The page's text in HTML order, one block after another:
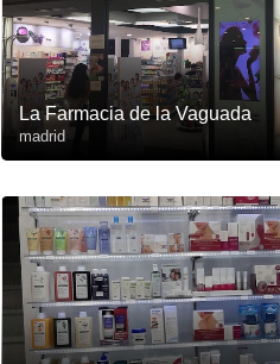
La Farmacia de la Vaguada
madrid